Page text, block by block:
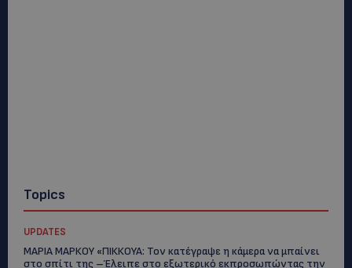
Topics
UPDATES
ΜΑΡΙΑ ΜΑΡΚΟΥ «ΠΙΚΚΟΥΑ: Τον κατέγραψε η κάμερα να μπαίνει
στο σπίτι της –Έλειπε στο εξωτερικό εκπροσωπώντας την